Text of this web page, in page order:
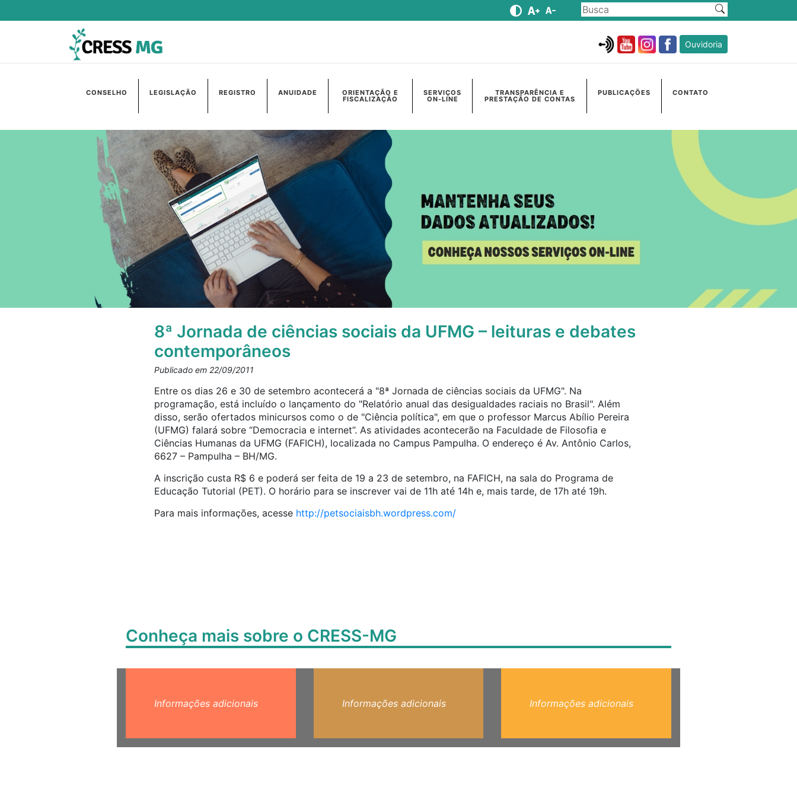
Ouvidoria
CONSELHO LEGISLAÇÃO REGISTRO ANUIDADE ORIENTAÇÃO E
FISCALIZAÇÃO
SERVIÇOS
ON-LINE
TRANSPARÊNCIA E
PRESTAÇÃO DE CONTAS
PUBLICAÇÕES CONTATO
8ª Jornada de ciências sociais da UFMG – leituras e debates
contemporâneos
Publicado em 22/09/2011
Entre os dias 26 e 30 de setembro acontecerá a "8ª Jornada de ciências sociais da UFMG". Na
programação, está incluído o lançamento do "Relatório anual das desigualdades raciais no Brasil". Além
disso, serão ofertados minicursos como o de "Ciência política", em que o professor Marcus Abílio Pereira
(UFMG) falará sobre “Democracia e internet”. As atividades acontecerão na Faculdade de Filosofia e
Ciências Humanas da UFMG (FAFICH), localizada no Campus Pampulha. O endereço é Av. Antônio Carlos,
6627 – Pampulha – BH/MG.
A inscrição custa R$ 6 e poderá ser feita de 19 a 23 de setembro, na FAFICH, na sala do Programa de
Educação Tutorial (PET). O horário para se inscrever vai de 11h até 14h e, mais tarde, de 17h até 19h.
Para mais informações, acesse http://petsociaisbh.wordpress.com/
Conheça mais sobre o CRESS-MG
Informações adicionais Informações adicionais Informações adicionais